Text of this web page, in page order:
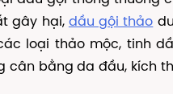
gây hại, dầu gội thảo
loại thảo mộc, tinh
cân bằng da đầu, kích